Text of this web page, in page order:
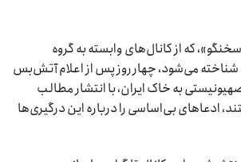
که از کانال‌های وابسته به گروه
شناخته می‌شود، چهار روز پس از اعلام آتش‌بس
رژیم صهیونیستی به خاک ایران، با انتشار مطالب
ادعاهای بی‌اساسی را درباره این درگیری‌ها